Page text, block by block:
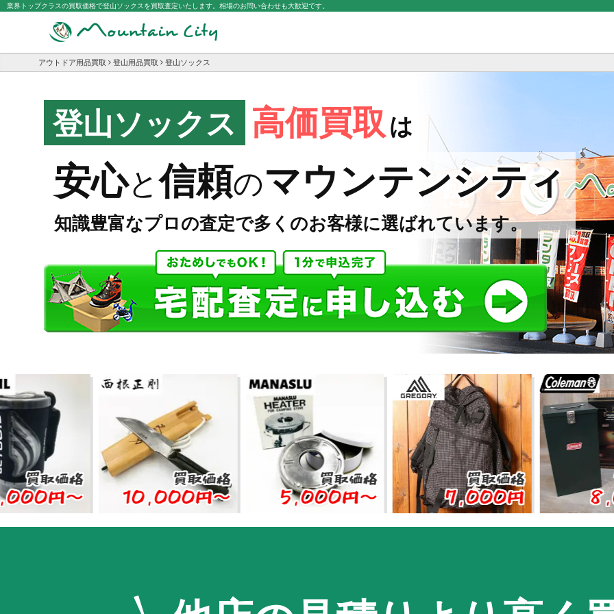
業界トップクラスの買取価格で登山ソックスを買取査定いたします。相場のお問い合わせも大歓迎です。
アウトドア用品買取 登山用品買取 登山ソックス
登山ソックス 高価買取は
安心と信頼のマウンテンシティ
知識豊富なプロの査定で多くのお客様に選ばれています。
価格
〜
買取価格
10,000円〜
買取価格
5,000円〜
買取価格
7,000円
買取価
8,000